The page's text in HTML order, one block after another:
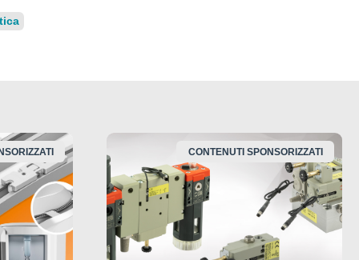
CONTENUTI SPONSORIZZATI